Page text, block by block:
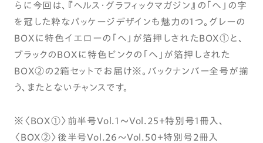
らに今回は、『ヘルス・グラフィックマガジン』の「へ」の字
を冠した粋なパッケージデザインも魅力の1つ。グレーの
BOXに特色イエローの「へ」が箔押しされたBOX①と、
ブラックのBOXに特色ピンクの「へ」が箔押しされた
BOX②の2箱セットでお届け※。バックナンバー全号が揃
う、またとないチャンスです。
※〈BOX①〉前半号Vol.1～Vol.25＋特別号1冊入、
〈BOX②〉後半号Vol.26～Vol.50＋特別号2冊入